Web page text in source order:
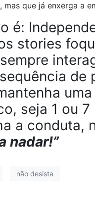
que já enxerga a
é:
stories
de
seja 1 ou
a conduta,
nadar!”
não desista